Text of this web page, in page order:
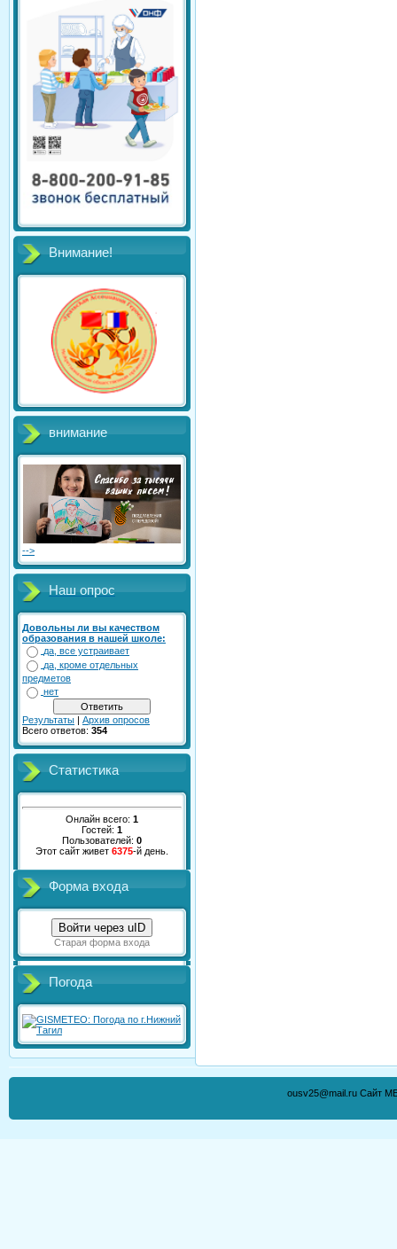
Внимание!
внимание
-->
Наш опрос
Довольны ли вы качеством
образования в нашей школе:
да, все устраивает
да, кроме отдельных
предметов
нет
Результаты | Архив опросов
Всего ответов: 354
Статистика
Онлайн всего: 1
Гостей: 1
Пользователей: 0
Этот сайт живет 6375-й день.
Форма входа
Войти через uID
Старая форма входа
Погода
ousv25@mail.ru Сайт